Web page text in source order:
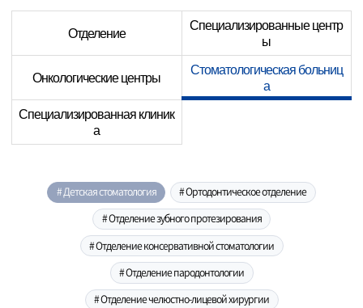
Отделение
Специализированные центр
ы
Онкологические центры
Стоматологическая больниц
а
Специализированная клиник
а
# Детская стоматология
# Ортодонтическое отделение
# Отделение зубного протезирования
# Отделение консервативной стоматологии
# Отделение пародонтологии
# Отделение челюстно-лицевой хирургии